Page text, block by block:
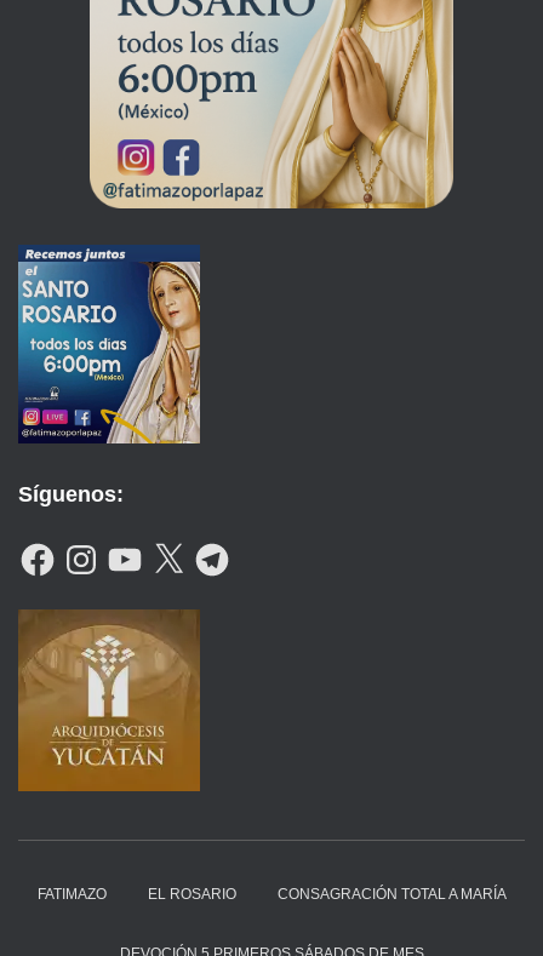
Síguenos:
F
A
B
K
N
A
G
R
M
Y
O
U
B
E
X
T
E
G
FATIMAZO EL ROSARIO CONSAGRACIÓN TOTAL A MARÍA